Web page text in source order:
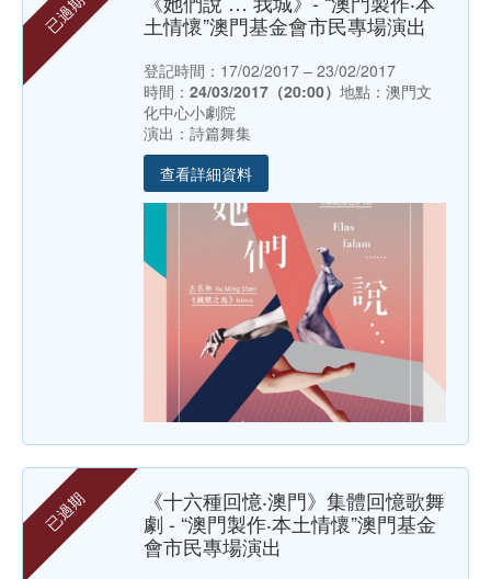
已過期
土情懷”澳門基金會市民專場演出
登記時間：17/02/2017 – 23/02/2017
時間： 24/03/2017（20:00） 地點：澳門文
化中心小劇院
演出：詩篇舞集
查看詳細資料
已過期
《十六種回憶‧澳門》集體回憶歌舞
劇 - “澳門製作‧本土情懷”澳門基金
會市民專場演出